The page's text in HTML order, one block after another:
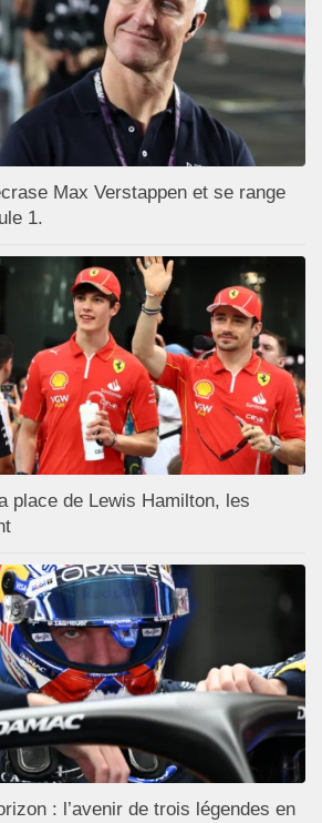
Max Verstappen et se range
1.
place de Lewis Hamilton, les
: l’avenir de trois légendes en